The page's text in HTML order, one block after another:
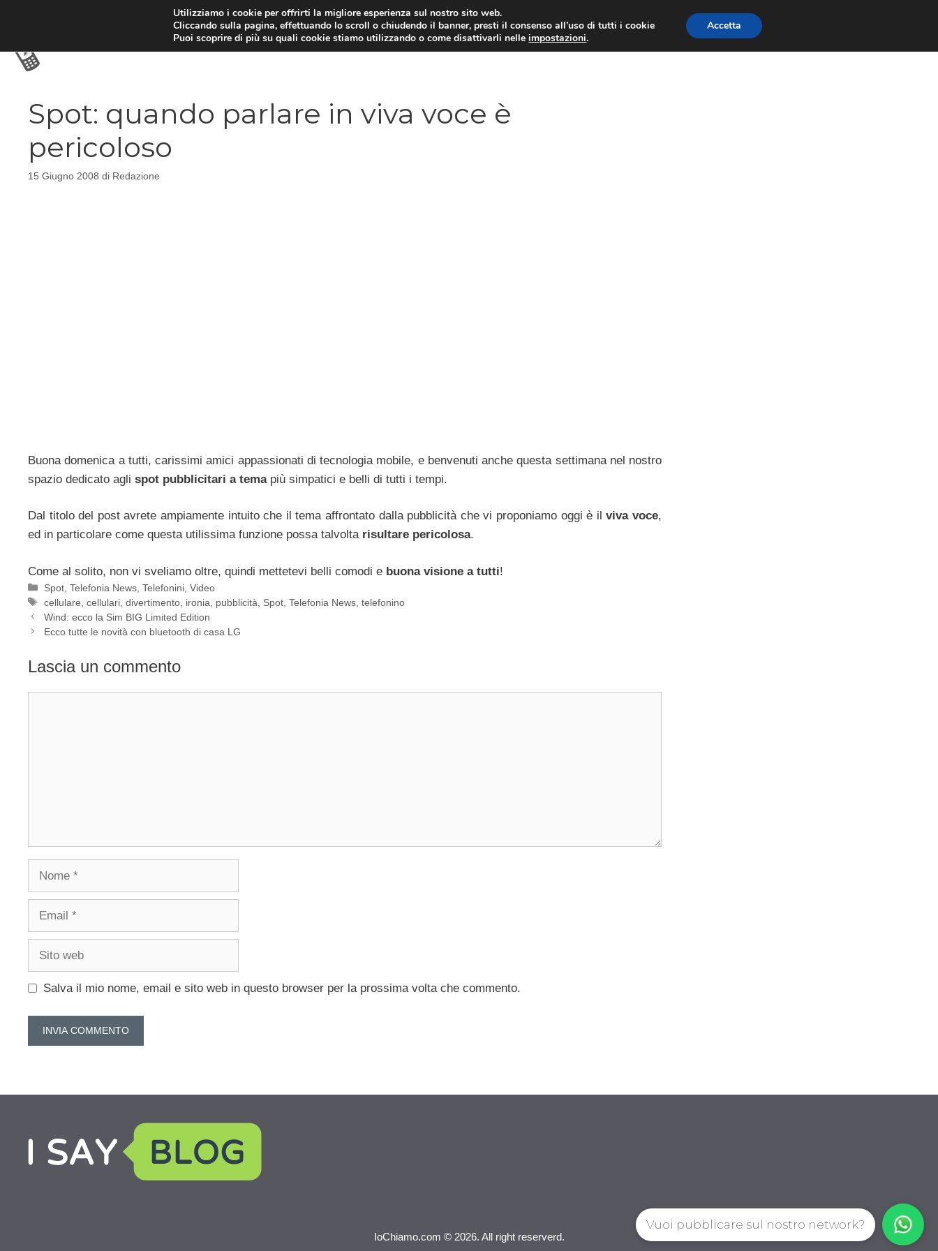
TARIFFE E PROMOZIONI
Spot: quando parlare in viva voce è
pericoloso
15 Giugno 2008 di Redazione
Buona domenica a tutti, carissimi amici appassionati di tecnologia mobile, e benvenuti anche questa settimana nel nostro
spazio dedicato agli spot pubblicitari a temapiù simpatici e belli di tutti i tempi.
Dal titolo del post avrete ampiamente intuito che il tema affrontato dalla pubblicità che vi proponiamo oggi è ilviva voce,
ed in particolare come questa utilissima funzione possa talvolta risultare pericolosa.
Come al solito, non vi sveliamo oltre, quindi mettetevi belli comodi e buona visione a tutti!
Categorie
Spot ,Telefonia News ,Telefonini ,Video
Tag
cellulare ,cellulari ,divertimento ironia pubblicità Spot ,Telefonia News ,telefonino
Wind: ecco la Sim BIG Limited Edition
Ecco tutte le novità con bluetooth di casa LG
Lascia un commento
Nome
Email
Sito
Salva il mio nome, email e sito web in questo browser per la prossima volta che commento.
IoChiamo.com © 2026. All right reserverd.
Utilizziamo i cookie per offrirti la migliore esperienza sul nostro sito web.
Cliccando sulla pagina, effettuando lo scroll o chiudendo il banner, presti il consenso all’uso di tutti i cookie
Puoi scoprire di più su quali cookie stiamo utilizzando o come disattivarli nelleimpostazioni.
Accetta
Vuoi pubblicare sul nostro network?